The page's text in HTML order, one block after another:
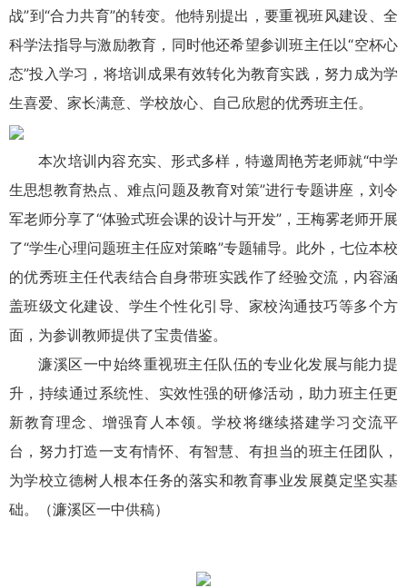
战”到“合力共育”的转变。他特别提出，要重视班风建设、全
科学法指导与激励教育，同时他还希望参训班主任以“空杯心
态”投入学习，将培训成果有效转化为教育实践，努力成为学
生喜爱、家长满意、学校放心、自己欣慰的优秀班主任。
本次培训内容充实、形式多样，特邀周艳芳老师就“中学
生思想教育热点、难点问题及教育对策”进行专题讲座，刘令
军老师分享了“体验式班会课的设计与开发”，王梅雾老师开展
了“学生心理问题班主任应对策略”专题辅导。此外，七位本校
的优秀班主任代表结合自身带班实践作了经验交流，内容涵
盖班级文化建设、学生个性化引导、家校沟通技巧等多个方
面，为参训教师提供了宝贵借鉴。
濂溪区一中始终重视班主任队伍的专业化发展与能力提
升，持续通过系统性、实效性强的研修活动，助力班主任更
新教育理念、增强育人本领。学校将继续搭建学习交流平
台，努力打造一支有情怀、有智慧、有担当的班主任团队，
为学校立德树人根本任务的落实和教育事业发展奠定坚实基
础。（濂溪区一中供稿）